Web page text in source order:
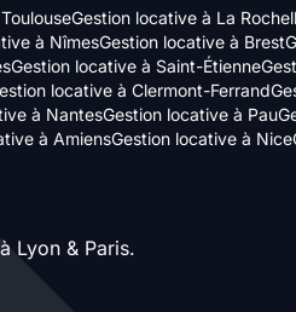
Gestion locative à La
à NîmesGestion locative à Brest
Gestion locative à Saint-Étienne
locative à Clermont-Ferrand
à NantesGestion locative à Pau
à AmiensGestion locative à Nice
à Lyon & Paris.Axeptio consent
Plateforme de Gestion
Notre plateforme vous